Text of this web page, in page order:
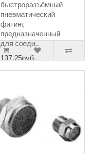
быстроразъёмный
пневматический
фитинг,
предназначенный
для соеди..
137.25руб.